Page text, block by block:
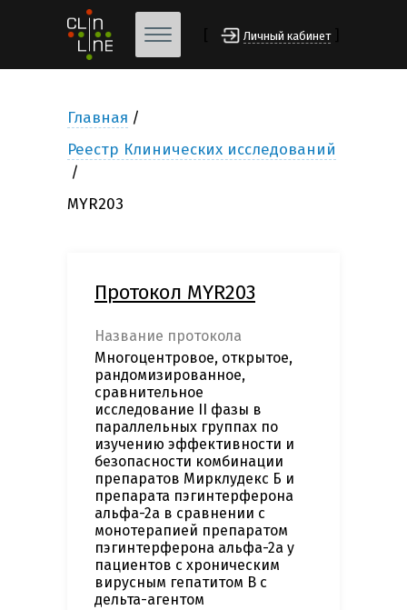
Личный кабинет
Главная
Реестр Клинических исследований
MYR203
Протокол MYR203
Название протокола
Многоцентровое, открытое,
рандомизированное,
сравнительное
исследование II фазы в
параллельных группах по
изучению эффективности и
безопасности комбинации
препаратов Мирклудекс Б и
препарата пэгинтерферона
альфа-2а в сравнении с
монотерапией препаратом
пэгинтерферона альфа-2а у
пациентов с хроническим
вирусным гепатитом В с
дельта-агентом